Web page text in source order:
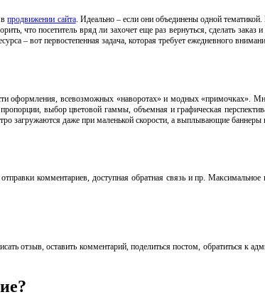
впродвижении сайта. Идеально – если они объединены одной
что посетитель вряд ли захочет еще раз вернуться, сделать заказ
– вот первостепенная задача, которая требует ежедневного
оформления, всевозможных «наворотах» и модных «примочках».
выбор цветовой гаммы, объемная и графическая
загружаются даже при маленькой скорости, а выплывающие баннеры
комментариев, доступная обратная связь и пр. Максимальное
отзыв, оставить комментарий, поделиться постом, обратиться к